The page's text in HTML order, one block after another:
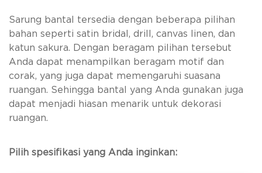
Sarung bantal tersedia dengan beberapa pilihan
bahan seperti satin bridal, drill, canvas linen, dan
katun sakura. Dengan beragam pilihan tersebut
Anda dapat menampilkan beragam motif dan
corak, yang juga dapat memengaruhi suasana
ruangan. Sehingga bantal yang Anda gunakan juga
dapat menjadi hiasan menarik untuk dekorasi
ruangan.
Pilih spesifikasi yang Anda inginkan: